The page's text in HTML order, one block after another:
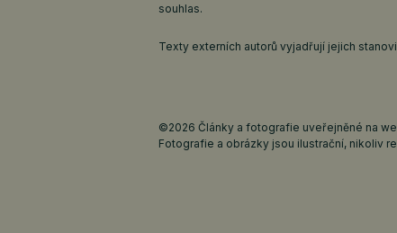
souhlas.
Texty externích autorů vyjadřují jejich
©2026 Články a fotografie uveřejněné na
Fotografie a obrázky jsou ilustrační, nikoliv